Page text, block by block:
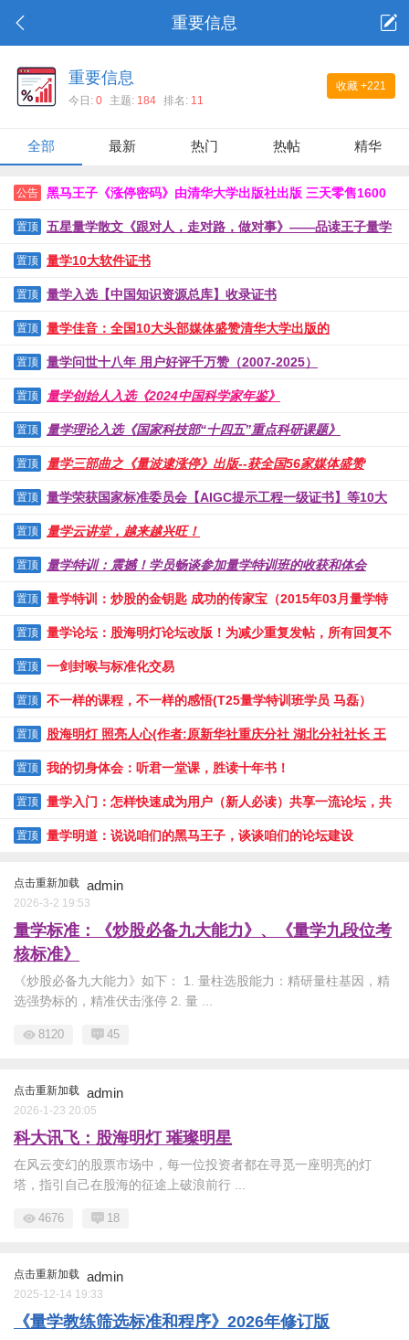
重要信息
收藏 +221
重要信息
今日:0 主题: 184 排名: 11
全部 最新 热门 热帖 精华
公告 黑马王子《涨停密码》由清华大学出版社出版 三天零售1600
本创国图零售奇迹
置顶 五星量学散文《跟对人，走对路，做对事》——品读王子量学
三步曲
置顶 量学10大软件证书
置顶 量学入选【中国知识资源总库】收录证书
置顶 量学佳音：全国10大头部媒体盛赞清华大学出版的
《DeepSeek即时通》
置顶 量学问世十八年 用户好评千万赞（2007-2025）
置顶 量学创始人入选《2024中国科学家年鉴》
置顶 量学理论入选《国家科技部“十四五”重点科研课题》
置顶 量学三部曲之《量波逮涨停》出版--获全国56家媒体盛赞
置顶 量学荣获国家标准委员会【AIGC提示工程一级证书】等10大
荣誉
置顶 量学云讲堂，越来越兴旺！
置顶 量学特训：震撼！学员畅谈参加量学特训班的收获和体会
置顶 量学特训：炒股的金钥匙 成功的传家宝（2015年03月量学特
训有感）
置顶 量学论坛：股海明灯论坛改版！为减少重复发帖，所有回复不
再记学分！！
置顶 一剑封喉与标准化交易
置顶 不一样的课程，不一样的感悟(T25量学特训班学员 马磊）
置顶 股海明灯 照亮人心(作者:原新华社重庆分社 湖北分社社长 王
安)
置顶 我的切身体会：听君一堂课，胜读十年书！
置顶 量学入门：怎样快速成为用户（新人必读）共享一流论坛，共
建和谐家园
置顶 量学明道：说说咱们的黑马王子，谈谈咱们的论坛建设
点击重新加载 admin
2026-3-2 19:53
量学标准：《炒股必备九大能力》、《量学九段位考
核标准》
《炒股必备九大能力》如下： 1. 量柱选股能力：精研量柱基因，精
选强势标的，精准伏击涨停 2. 量 ...
8120 45
点击重新加载 admin
2026-1-23 20:05
科大讯飞：股海明灯 璀璨明星
在风云变幻的股票市场中，每一位投资者都在寻觅一座明亮的灯
塔，指引自己在股海的征途上破浪前行 ...
4676 18
点击重新加载 admin
2025-12-14 19:33
《量学教练筛选标准和程序》2026年修订版